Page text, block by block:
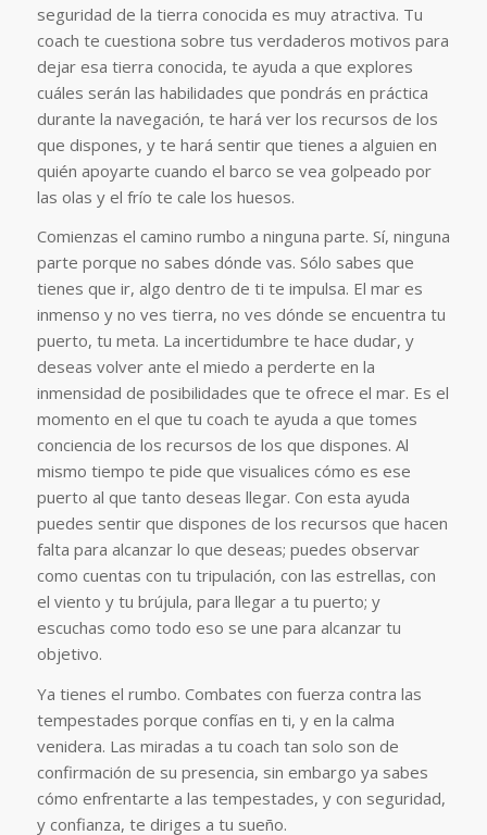
seguridad de la tierra conocida es muy atractiva. Tu
coach te cuestiona sobre tus verdaderos motivos para
dejar esa tierra conocida, te ayuda a que explores
cuáles serán las habilidades que pondrás en práctica
durante la navegación, te hará ver los recursos de los
que dispones, y te hará sentir que tienes a alguien en
quién apoyarte cuando el barco se vea golpeado por
las olas y el frío te cale los huesos.
Comienzas el camino rumbo a ninguna parte. Sí, ninguna
parte porque no sabes dónde vas. Sólo sabes que
tienes que ir, algo dentro de ti te impulsa. El mar es
inmenso y no ves tierra, no ves dónde se encuentra tu
puerto, tu meta. La incertidumbre te hace dudar, y
deseas volver ante el miedo a perderte en la
inmensidad de posibilidades que te ofrece el mar. Es el
momento en el que tu coach te ayuda a que tomes
conciencia de los recursos de los que dispones. Al
mismo tiempo te pide que visualices cómo es ese
puerto al que tanto deseas llegar. Con esta ayuda
puedes sentir que dispones de los recursos que hacen
falta para alcanzar lo que deseas; puedes observar
como cuentas con tu tripulación, con las estrellas, con
el viento y tu brújula, para llegar a tu puerto; y
escuchas como todo eso se une para alcanzar tu
objetivo.
Ya tienes el rumbo. Combates con fuerza contra las
tempestades porque confías en ti, y en la calma
venidera. Las miradas a tu coach tan solo son de
confirmación de su presencia, sin embargo ya sabes
cómo enfrentarte a las tempestades, y con seguridad,
y confianza, te diriges a tu sueño.